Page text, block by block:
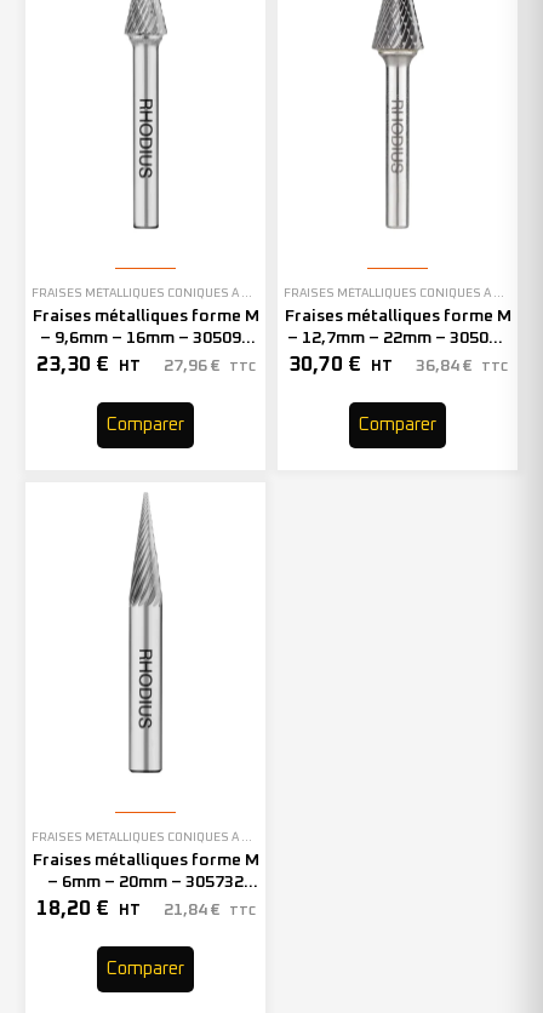
FRAISES MÉTALLIQUES CONIQUES À BOUT POINTU
Fraises métalliques forme M
– 9,6mm – 16mm – 305093
(x1)
23,30 € HT 27,96 € TTC
Comparer
FRAISES MÉTALLIQUES CONIQUES À BOUT POINTU
Fraises métalliques forme M
– 12,7mm – 22mm – 305094
(x1)
30,70 € HT 36,84 € TTC
Comparer
FRAISES MÉTALLIQUES CONIQUES À BOUT POINTU
Fraises métalliques forme M
– 6mm – 20mm – 305732
(x1)
18,20 € HT 21,84 € TTC
Comparer